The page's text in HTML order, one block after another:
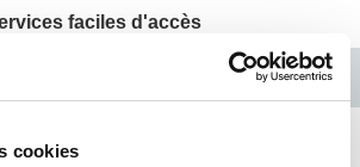
cookies
faciles d'accès